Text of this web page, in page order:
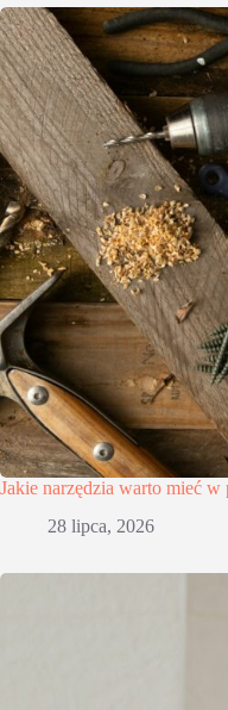
Jakie narzędzia warto mieć
28 lipca, 2026